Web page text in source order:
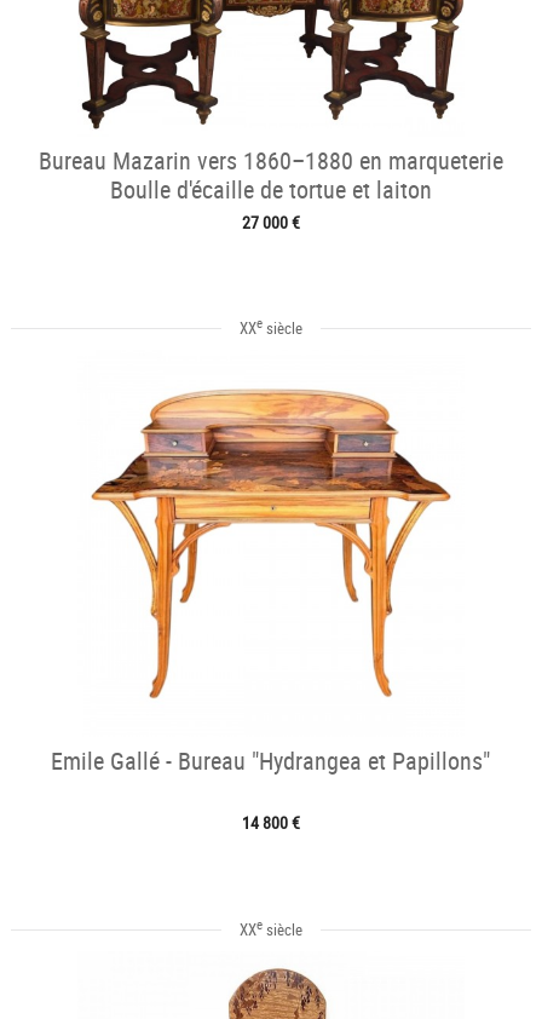
Bureau Mazarin vers 1860–1880 en marqueterie
Boulle d'écaille de tortue et laiton
27 000 €
XXesiècle
Emile Gallé - Bureau "Hydrangea et Papillons"
14 800 €
XXesiècle